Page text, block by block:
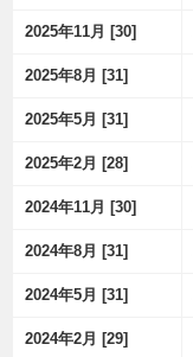
2025年11月 [30]
2025年8月 [31]
2025年5月 [31]
2025年2月 [28]
2024年11月 [30]
2024年8月 [31]
2024年5月 [31]
2024年2月 [29]